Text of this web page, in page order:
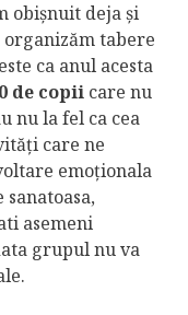
obișnuit deja și
organizăm tabere
ca anul acesta
de copii care nu
nu la fel ca cea
care ne
emoționala
asemeni
grupul nu va